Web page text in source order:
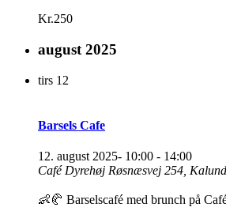
Kr.250
august 2025
tirs 12
Barsels Cafe
12. august 2025- 10:00 - 14:00
Café Dyrehøj Røsnæsvej 254,
👶🥐 Barselscafé med brunch på